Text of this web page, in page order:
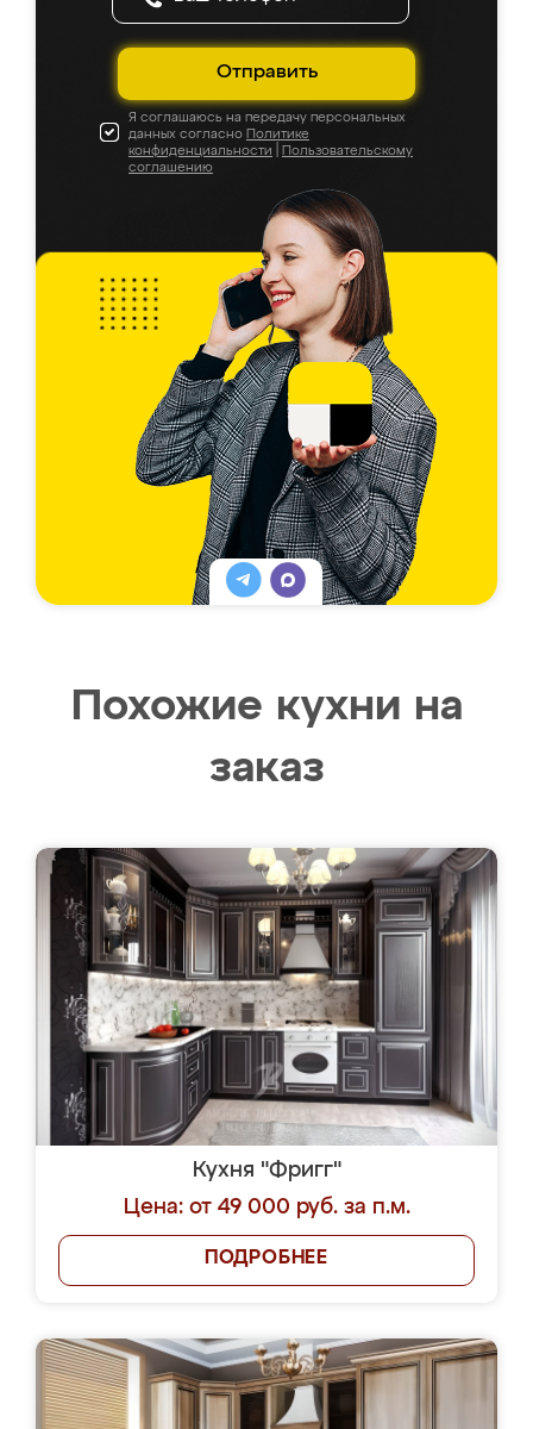
Отправить
Я соглашаюсь на передачу персональных
данных согласно Политике
конфиденциальности
Пользовательскому
соглашению
Похожие кухни на
заказ
Кухня "Фригг"
Цена: от 49 000 руб. за п.м.
ПОДРОБНЕЕ